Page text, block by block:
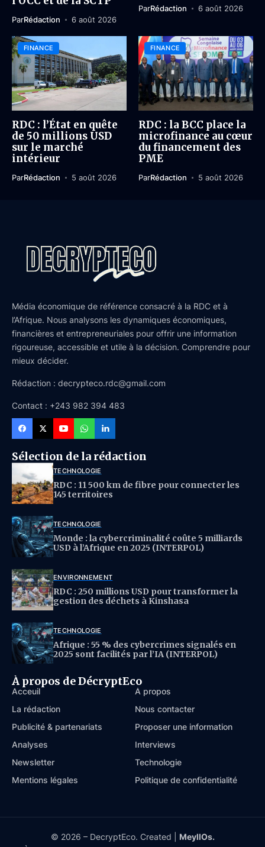
ParRédaction 6 août 2026
ParRédaction 6 août 2026
FINANCE
RDC : l’État en quête
de 50 millions USD
sur le marché
intérieur
ParRédaction 5 août 2026
FINANCE
RDC : la BCC place la
microfinance au cœur
du financement des
PME
ParRédaction 5 août 2026
Média économique de référence consacré à la RDC et à
l’Afrique. Nous analysons les dynamiques économiques,
financières et entrepreneuriales pour offrir une information
rigoureuse, accessible et utile à la décision. Comprendre pour
mieux décider.
Rédaction : decrypteco.rdc@gmail.com
Contact : +243 982 394 483
Sélection de la rédaction
TECHNOLOGIE
RDC : 11 500 km de fibre pour connecter les
145 territoires
TECHNOLOGIE
Monde : la cybercriminalité coûte 5 milliards
USD à l’Afrique en 2025 (INTERPOL)
ENVIRONNEMENT
RDC : 250 millions USD pour transformer la
gestion des déchets à Kinshasa
TECHNOLOGIE
Afrique : 55 % des cybercrimes signalés en
2025 sont facilités par l’IA (INTERPOL)
À propos de DécryptEco
Acceuil
À propos
La rédaction
Nous contacter
Publicité & partenariats
Proposer une information
Analyses
Interviews
Newsletter
Technologie
Mentions légales
Politique de confidentialité
© 2026 – DecryptEco. Created | MeyllOs.